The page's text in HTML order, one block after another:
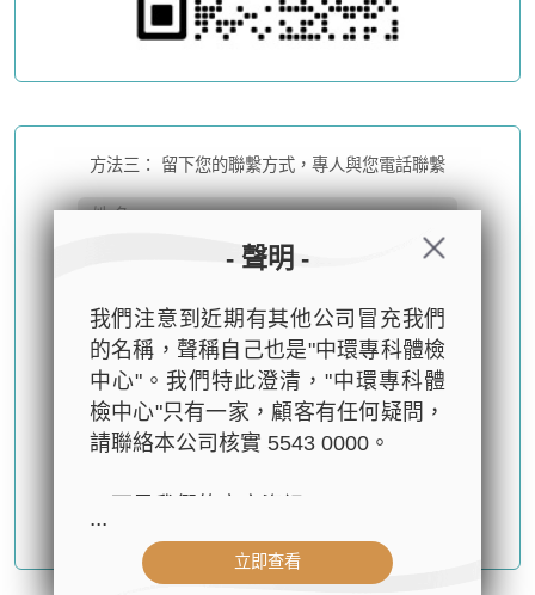
方法三： 留下您的聯繫方式，專人與您電話聯繫
- 聲明 -
我們注意到近期有其他公司冒充我們
的名稱，聲稱自己也是"中環專科體檢
中心"。我們特此澄清，"中環專科體
檢中心"只有一家，顧客有任何疑問，
請聯絡本公司核實 5543 0000。
- 公司名稱：中環專科體檢中心（The
Central Health Center）
...
立即查看